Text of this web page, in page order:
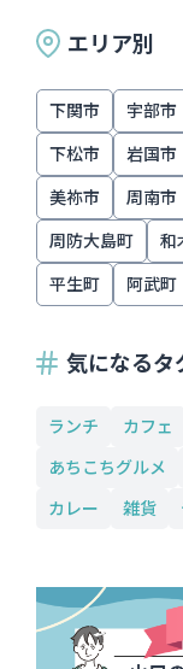
エリア別
下関市 宇部市
下松市 岩国市
美祢市 周南市
周防大島町 和
平生町 阿武町
気になるタ
ランチ カフェ
あちこちグルメ
カレー
雑貨